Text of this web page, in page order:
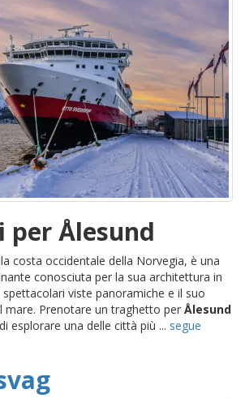
per Ålesund
costa occidentale della Norvegia, è una
conosciuta per la sua architettura in
viste panoramiche e il suo
mare. Prenotare un traghetto per Ålesund
esplorare una delle città più ... segue